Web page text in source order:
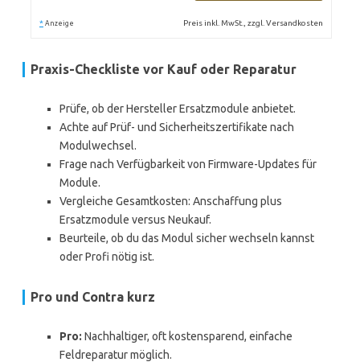
* Anzeige Preis inkl. MwSt., zzgl. Versandkosten
Praxis-Checkliste vor Kauf oder Reparatur
Prüfe, ob der Hersteller Ersatzmodule anbietet.
Achte auf Prüf- und Sicherheitszertifikate nach
Modulwechsel.
Frage nach Verfügbarkeit von Firmware-Updates für
Module.
Vergleiche Gesamtkosten: Anschaffung plus
Ersatzmodule versus Neukauf.
Beurteile, ob du das Modul sicher wechseln kannst
oder Profi nötig ist.
Pro und Contra kurz
Pro: Nachhaltiger, oft kostensparend, einfache
Feldreparatur möglich.